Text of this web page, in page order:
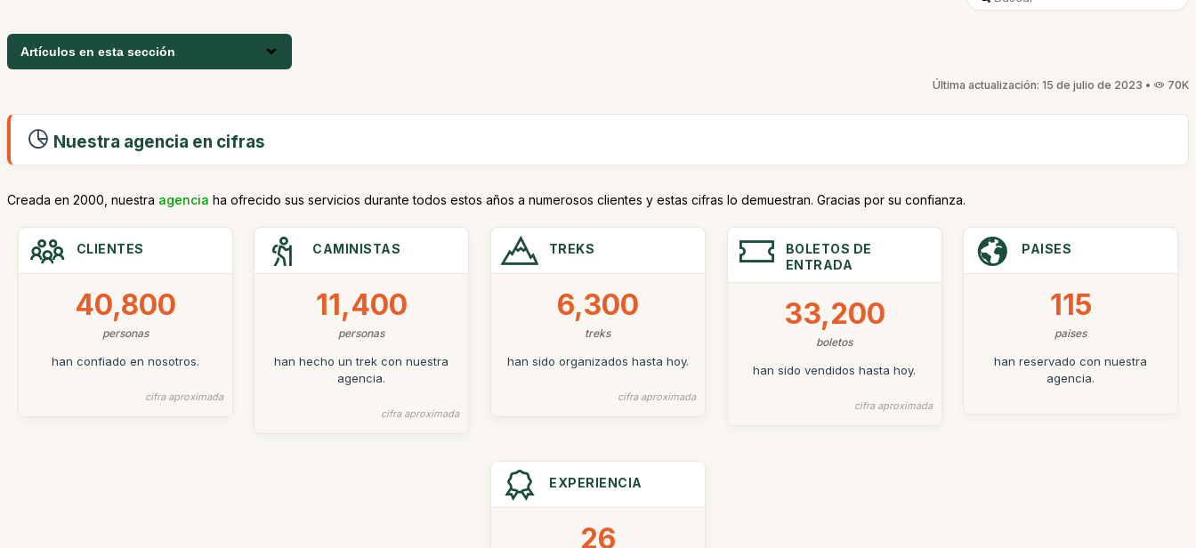
Artículos en esta sección
Última actualización: 15 de julio de 2023 • 70K
Nuestra agencia en cifras
Creada en 2000, nuestra agencia ha ofrecido sus servicios durante todos estos años a numerosos clientes y estas cifras lo demuestran. Gracias por su confianza.
CLIENTES
40,800
personas
han confiado en nosotros.
cifra aproximada
CAMINISTAS
11,400
personas
han hecho un trek con nuestra
agencia.
cifra aproximada
TREKS
6,300
treks
han sido organizados hasta hoy.
cifra aproximada
BOLETOS DE
ENTRADA
33,200
boletos
han sido vendidos hasta hoy.
cifra aproximada
PAISES
115
paises
han reservado con nuestra
agencia.
EXPERIENCIA
26